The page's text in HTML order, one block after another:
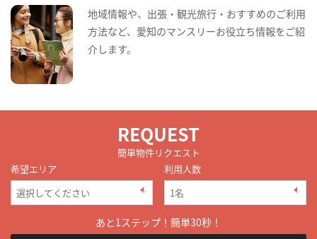
地域情報や、出張・観光旅行・おすすめのご利用
方法など、愛知のマンスリーお役立ち情報をご紹
介します。
REQUEST
簡単物件リクエスト
希望エリア
利用人数
あと1ステップ！簡単30秒！